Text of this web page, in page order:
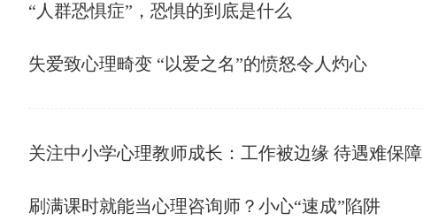
“人群恐惧症”，恐惧的到底是什么
失爱致心理畸变 “以爱之名”的愤怒令人灼心
关注中小学心理教师成长：工作被边缘 待遇难保障
刷满课时就能当心理咨询师？小心“速成”陷阱